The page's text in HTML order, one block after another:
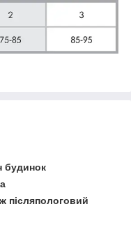
будинок
післяпологовий